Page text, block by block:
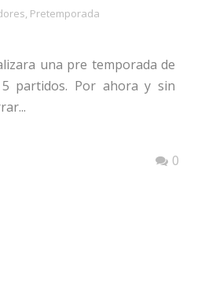
Pretemporada
una pre temporada de
partidos. Por ahora y sin
0